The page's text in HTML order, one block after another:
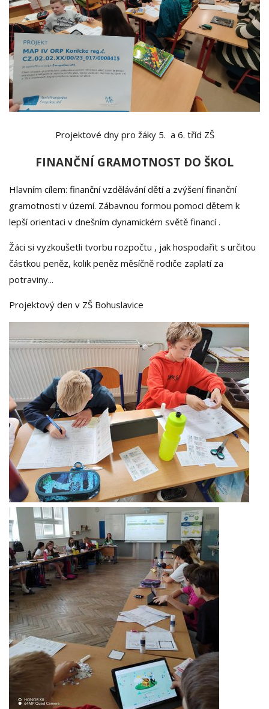
Projektové dny pro žáky 5. a 6. tříd ZŠ
FINANČNÍ GRAMOTNOST DO ŠKOL
Hlavním cílem: finanční vzdělávání dětí a zvýšení finanční
gramotnosti v území. Zábavnou formou pomoci dětem k
lepší orientaci v dnešním dynamickém světě financí .
Žáci si vyzkoušetli tvorbu rozpočtu , jak hospodařit s určitou
částkou peněz, kolik peněz měsíčně rodiče zaplatí za
potraviny...
Projektový den v ZŠ Bohuslavice